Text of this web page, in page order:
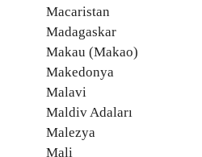
Macaristan
Madagaskar
Makau (Makao)
Makedonya
Malavi
Maldiv Adaları
Malezya
Mali